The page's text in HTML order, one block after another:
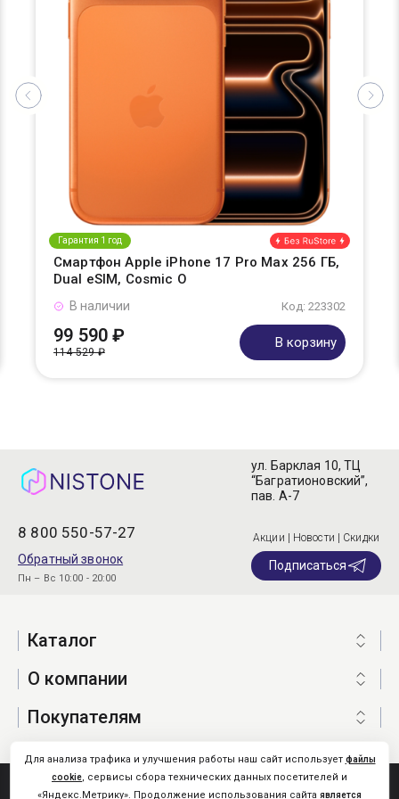
Гарантия 1 год
Смартфон Apple iPhone 17 Pro Max 256 ГБ,
Dual eSIM, Cosmic O
Код: 223302
В наличии
99 590 ₽
114 529 ₽
В корзину
8 800 550-57-27
Обратный звонок
Пн – Вс 10:00 - 20:00
ул. Барклая 10, ТЦ
“Багратионовский”,
пав. А-7
Акции | Новости | Скидки
Подписаться
Каталог
О компании
Покупателям
Nistone.Ru © 2026
Для анализа трафика и улучшения работы наш сайт использует файлы
cookie, сервисы сбора технических данных посетителей и
«Яндекс.Метрику». Продолжение использования сайта является